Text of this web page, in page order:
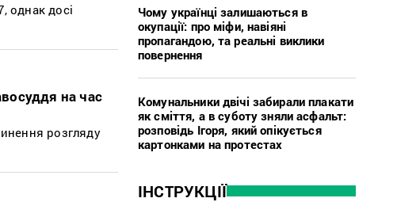
однак досі
на час
розгляду
Чому українці залишаються в
окупації: про міфи, навіяні
пропагандою, та реальні виклики
повернення
Комунальники двічі забирали плакати
як сміття, а в суботу зняли асфальт:
розповідь Ігоря, який опікується
картонками на протестах
ІНСТРУКЦІЇ